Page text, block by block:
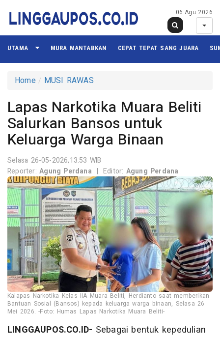
06 Agu 2026
UTAMA MURA MANTABKAN CEPAT TEPAT SANG JUARA
Home MUSI RAWAS
Lapas Narkotika Muara Beliti
Salurkan Bansos untuk
Keluarga Warga Binaan
Selasa 26-05-2026,13:53 WIB
Reporter:Agung Perdana | Editor: Agung Perdana
Kalapas Narkotika Kelas IIA Muara Beliti, Herdianto saat memberikan
Bantuan Sosial (Bansos) kepada keluarga warga binaan, Selasa 26
Mei 2026. -Foto: Humas Lapas Narkotika Muara Beliti-
LINGGAUPOS.CO.ID- Sebagai bentuk kepedulian